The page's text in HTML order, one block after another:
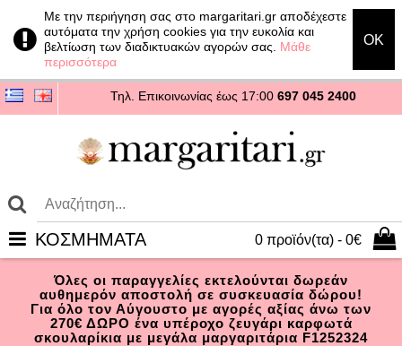
Με την περιήγηση σας στο margaritari.gr αποδέχεστε
αυτόματα την χρήση cookies για την ευκολία και
βελτίωση των διαδικτυακών αγορών σας. Μάθε
περισσότερα
OK
Τηλ. Επικοινωνίας έως 17:00 697 045 2400
0 προϊόν(τα) - 0€
ΚΟΣΜΗΜΑΤΑ
Όλες οι παραγγελίες εκτελούνται δωρεάν
αυθημερόν αποστολή σε συσκευασία δώρου!
Για όλο τον Αύγουστο με αγορές αξίας άνω των
270€ ΔΩΡΟ ένα υπέροχο ζευγάρι καρφωτά
σκουλαρίκια με μεγάλα μαργαριτάρια F1252324